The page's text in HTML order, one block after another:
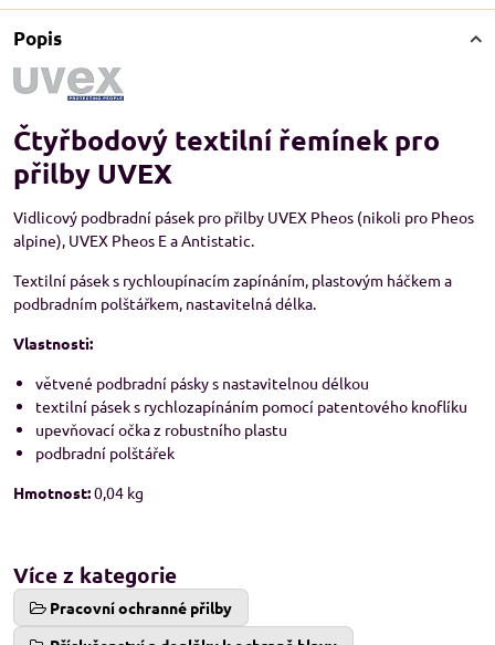
Popis
Čtyřbodový textilní řemínek pro
přilby UVEX
Vidlicový podbradní pásek pro přilby UVEX Pheos (nikoli pro Pheos
alpine), UVEX Pheos E a Antistatic.
Textilní pásek s rychloupínacím zapínáním, plastovým háčkem a
podbradním polštářkem, nastavitelná délka.
Vlastnosti:
větvené podbradní pásky s nastavitelnou délkou
textilní pásek s rychlozapínáním pomocí patentového knoflíku
upevňovací očka z robustního plastu
podbradní polštářek
Hmotnost:0,04 kg
Více z kategorie
Pracovní ochranné přilby